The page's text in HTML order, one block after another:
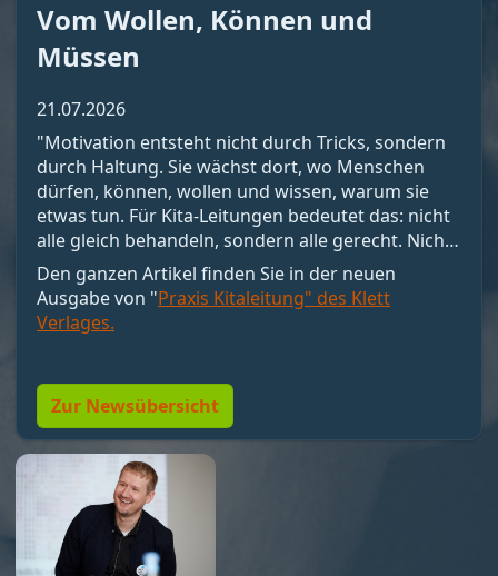
Vom Wollen, Können und
Müssen
21.07.2026
"Motivation entsteht nicht durch Tricks, sondern
durch Haltung. Sie wächst dort, wo Menschen
dürfen, können, wollen und wissen, warum sie
etwas tun. Für Kita-Leitungen bedeutet das: nicht
alle gleich behandeln, sondern alle gerecht. Nicht
motivieren, sondern Bedingungen schaffen, unter
denen Motivation entstehen kann. Nicht loben,
sondern Resonanz geben. Und vor allem:
Menschen so führen, dass sie wollen dürfen."
Den ganzen Artikel finden Sie in der neuen
Ausgabe von "Praxis Kitaleitung" des Klett
Verlages.
Zur Newsübersicht